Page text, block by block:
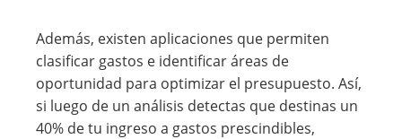
Además, existen aplicaciones que permiten
clasificar gastos e identificar áreas de
oportunidad para optimizar el presupuesto. Así,
si luego de un análisis detectas que destinas un
40% de tu ingreso a gastos prescindibles,